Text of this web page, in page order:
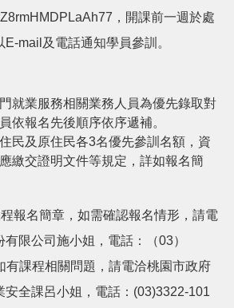
，開課前一週於處
mail及電話通知學員參訓。
就業服務相關業務人員為優先錄取對
依報名先後順序依序遞補。
民及原住民各3名優先參訓名額，資
繳交證明文件等規定，詳如報名簡
報名簡章，如需確認報名情形，請電
限公司施小姐，電話：（03）
有課程相關問題，請電洽桃園市政府
安全課呂小姐，電話：(03)3322-101